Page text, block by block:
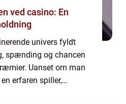
ved casino: En
univers fyldt
spænding og chancen
Uanset om man
erfaren spiller,